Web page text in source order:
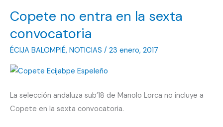
Copete no entra en la sexta
convocatoria
ÉCIJA BALOMPIÉ, NOTICIAS / 23 enero, 2017
La selección andaluza sub’18 de Manolo Lorca no incluye a
Copete en la sexta convocatoria.